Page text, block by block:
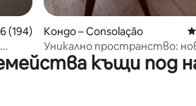
оценка: 4,96 от 5, 194 отзива
(194)
Кондо – Consolação
Уникално пространство:
очарователно и
красив изгледкъщи под